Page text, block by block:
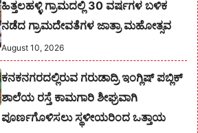
ಹಿತ್ತಲಹಳ್ಳಿ ಗ್ರಾಮದಲ್ಲಿ 30 ವರ್ಷಗಳ ಬಳಿಕ
ನಡೆದ ಗ್ರಾಮದೇವತೆಗಳ ಜಾತ್ರಾ ಮಹೋತ್ಸವ
August 10, 2026
ಕನಕನಗರದಲ್ಲಿರುವ ಗರುಡಾದ್ರಿ ಇಂಗ್ಲಿಷ್ ಪಬ್ಲಿಕ್
ಶಾಲೆಯ ರಸ್ತೆ ಕಾಮಗಾರಿ ಶೀಘ್ರವಾಗಿ
ಪೂರ್ಣಗೊಳಿಸಲು ಸ್ಥಳೀಯರಿಂದ ಒತ್ತಾಯ